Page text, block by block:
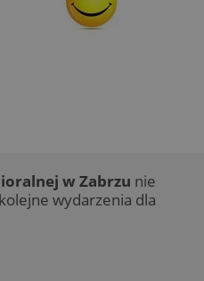
w Zabrzu nie
wydarzenia dla